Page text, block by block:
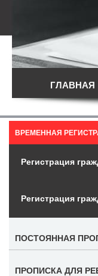
ГЛАВНАЯ
ВРЕМЕННАЯ
Регистрация
Регистрация
ПОСТОЯННАЯ
ПРОПИСКА ДЛЯ